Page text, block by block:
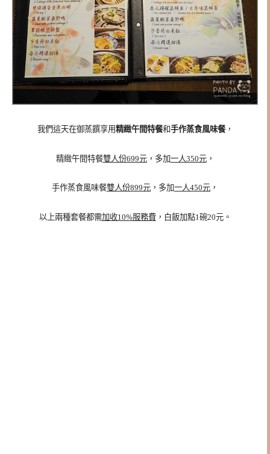
我們這天在御蒸饌享用精緻午間特餐和手作蒸食風味餐，
精緻午間特餐雙人份699元，多加一人350元，
手作蒸食風味餐雙人份899元 ，多加一人450元 ，
以上兩種套餐都需加收10%服務費，白飯加點1碗20元。